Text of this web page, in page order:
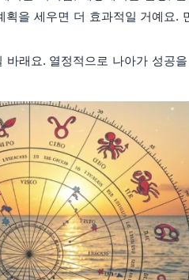
을 세우면 더 효과적일 거예요.
래요. 열정적으로 나아가 성공